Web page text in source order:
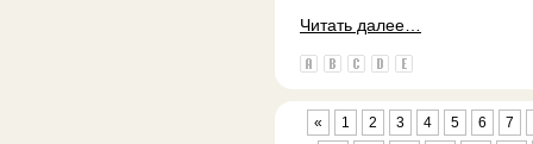
Читать далее…
« 1 2 3 4 5 6 7